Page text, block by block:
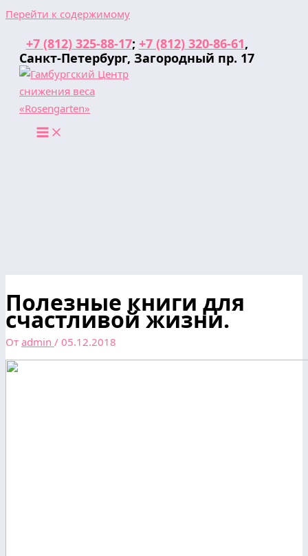
Перейти к содержимому
+7 (812) 325-88-17; +7 (812) 320-86-61,
Санкт-Петербург, Загородный пр. 17
Полезные книги для
счастливой жизни.
От admin / 05.12.2018